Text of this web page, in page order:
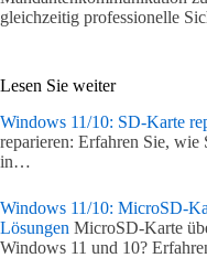
gleichzeitig professionelle
Lesen Sie weiter
Windows 11/10: SD-Karte
reparieren: Erfahren Sie, wie
in…
Windows 11/10: MicroSD-
Lösungen MicroSD-Karte
Windows 11 und 10?